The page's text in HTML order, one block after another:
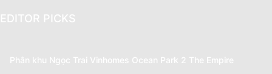
EDITOR PICKS
Phân khu Ngọc Trai Vinhomes Ocean Park 2 The Empire